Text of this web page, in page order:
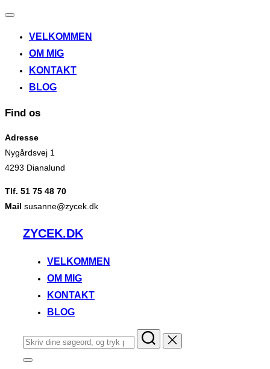
Slå
til/fra
VELKOMMEN
OM MIG
KONTAKT
BLOG
Find os
Adresse
Nygårdsvej 1
4293 Dianalund
Tlf. 51 75 48 70
Mail susanne@zycek.dk
VidereZYCEK.DK
VELKOMMEN
OM MIG
KONTAKT
BLOG
Søg
efter:
Slå